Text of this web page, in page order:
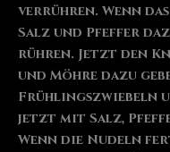
verrühren. Wenn
Salz und Pfeffer
rühren. Jetzt den
und Möhre dazu
Frühlingszwiebeln
jetzt mit Salz,
Wenn die Nudeln